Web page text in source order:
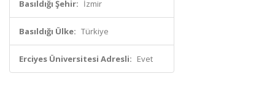
Basıldığı Şehir: İzmir
Basıldığı Ülke: Türkiye
Erciyes Üniversitesi Adresli: Evet